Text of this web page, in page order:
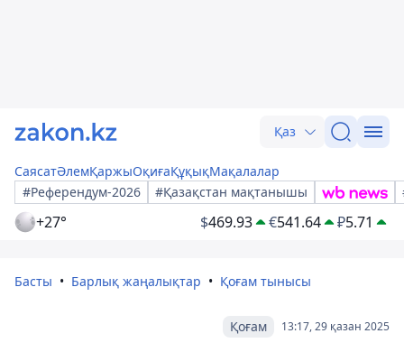
Қаз
СаясатӘлемҚаржыОқиғаҚұқықМақалалар
#Референдум-2026
#Қазақстан мақтанышы
+27° $469.93 €541.64 ₽5.71
Басты Барлық жаңалықтар Қоғам тынысы
13:17, 29 қазан 2025
Қоғам